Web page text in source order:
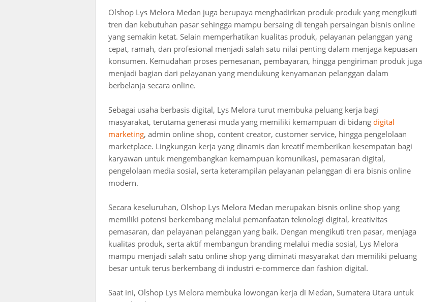
Olshop Lys Melora Medan juga berupaya menghadirkan produk-produk yang mengikuti
tren dan kebutuhan pasar sehingga mampu bersaing di tengah persaingan bisnis online
yang semakin ketat. Selain memperhatikan kualitas produk, pelayanan pelanggan yang
cepat, ramah, dan profesional menjadi salah satu nilai penting dalam menjaga kepuasan
konsumen. Kemudahan proses pemesanan, pembayaran, hingga pengiriman produk juga
menjadi bagian dari pelayanan yang mendukung kenyamanan pelanggan dalam
berbelanja secara online.
Sebagai usaha berbasis digital, Lys Melora turut membuka peluang kerja bagi
masyarakat, terutama generasi muda yang memiliki kemampuan di bidang digital
marketing, admin online shop, content creator, customer service, hingga pengelolaan
marketplace. Lingkungan kerja yang dinamis dan kreatif memberikan kesempatan bagi
karyawan untuk mengembangkan kemampuan komunikasi, pemasaran digital,
pengelolaan media sosial, serta keterampilan pelayanan pelanggan di era bisnis online
modern.
Secara keseluruhan, Olshop Lys Melora Medan merupakan bisnis online shop yang
memiliki potensi berkembang melalui pemanfaatan teknologi digital, kreativitas
pemasaran, dan pelayanan pelanggan yang baik. Dengan mengikuti tren pasar, menjaga
kualitas produk, serta aktif membangun branding melalui media sosial, Lys Melora
mampu menjadi salah satu online shop yang diminati masyarakat dan memiliki peluang
besar untuk terus berkembang di industri e-commerce dan fashion digital.
Saat ini, Olshop Lys Melora membuka lowongan kerja di Medan, Sumatera Utara untuk